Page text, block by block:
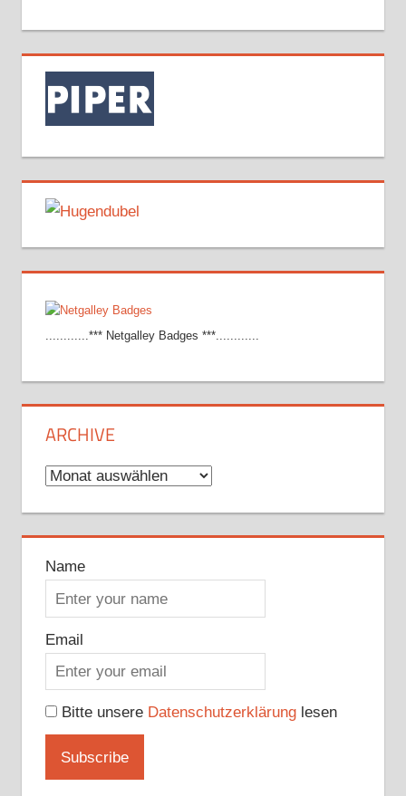
............*** Netgalley Badges ***............
ARCHIVE
Archive
Name
Email
Bitte unsere Datenschutzerklärunglesen